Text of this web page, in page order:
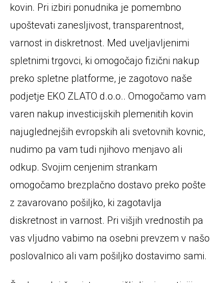
kovin. Pri izbiri ponudnika je pomembno
upoštevati zanesljivost, transparentnost,
varnost in diskretnost. Med uveljavljenimi
spletnimi trgovci, ki omogočajo fizični nakup
preko spletne platforme, je zagotovo naše
podjetje EKO ZLATO d.o.o.. Omogočamo vam
varen nakup investicijskih plemenitih kovin
najuglednejših evropskih ali svetovnih kovnic,
nudimo pa vam tudi njihovo menjavo ali
odkup. Svojim cenjenim strankam
omogočamo brezplačno dostavo preko pošte
z zavarovano pošiljko, ki zagotavlja
diskretnost in varnost. Pri višjih vrednostih pa
vas vljudno vabimo na osebni prevzem v našo
poslovalnico ali vam pošiljko dostavimo sami.